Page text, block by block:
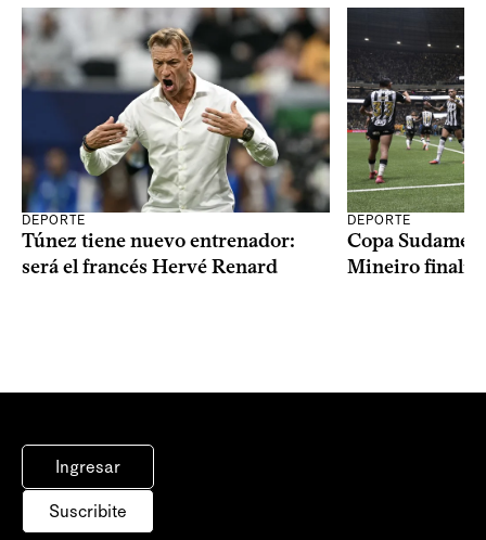
DEPORTE
Túnez tiene nuevo entrenador:
será el francés Hervé Renard
DEPORTE
Copa
Mineiro
Ingresar
Suscribite